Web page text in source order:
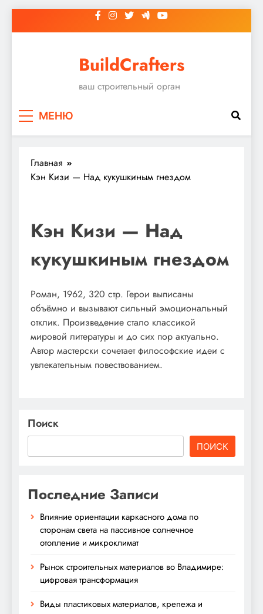
к
BuildCrafters
ваш строительный орган
МЕНЮ
Главная
Кэн Кизи — Над кукушкиным гнездом
Кэн Кизи — Над
кукушкиным гнездом
Роман, 1962, 320 стр. Герои выписаны
объёмно и вызывают сильный эмоциональный
отклик. Произведение стало классикой
мировой литературы и до сих пор актуально.
Автор мастерски сочетает философские идеи с
увлекательным повествованием.
Поиск
ПОИСК
Последние Записи
Влияние ориентации каркасного дома по
сторонам света на пассивное солнечное
отопление и микроклимат
Рынок строительных материалов во Владимире:
цифровая трансформация
Виды пластиковых материалов, крепежа и